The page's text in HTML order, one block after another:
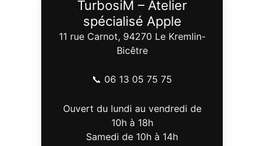
TurbosiM – Atelier
spécialisé Apple
11 rue Carnot, 94270 Le Kremlin-
Bicêtre
📞 06 13 05 75 75
Ouvert du lundi au vendredi de
10h à 18h
Samedi de 10h à 14h